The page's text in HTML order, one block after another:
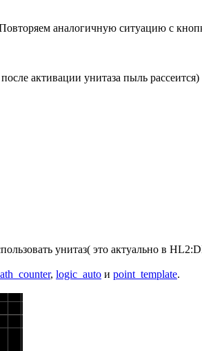
аналогичную ситуацию с
активации унитаза пыль рассеится)
унитаз( это актуально в
, logic_auto и point_template.